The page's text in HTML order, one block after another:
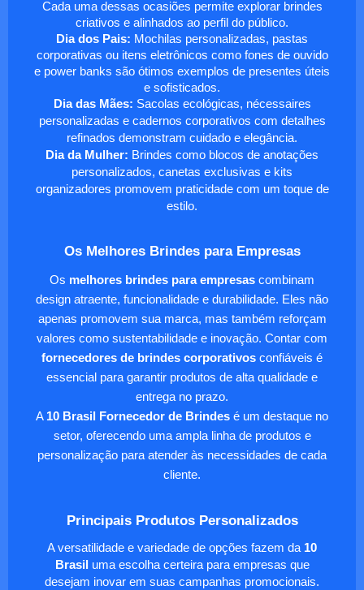
Cada uma dessas ocasiões permite explorar brindes
criativos e alinhados ao perfil do público.
Dia dos Pais: Mochilas personalizadas, pastas
corporativas ou itens eletrônicos como fones de ouvido
e power banks são ótimos exemplos de presentes úteis
e sofisticados.
Dia das Mães: Sacolas ecológicas, nécessaires
personalizadas e cadernos corporativos com detalhes
refinados demonstram cuidado e elegância.
Dia da Mulher: Brindes como blocos de anotações
personalizados, canetas exclusivas e kits
organizadores promovem praticidade com um toque de
estilo.
Os Melhores Brindes para Empresas
Os melhores brindes para empresas combinam
design atraente, funcionalidade e durabilidade. Eles não
apenas promovem sua marca, mas também reforçam
valores como sustentabilidade e inovação. Contar com
fornecedores de brindes corporativos confiáveis é
essencial para garantir produtos de alta qualidade e
entrega no prazo.
A 10 Brasil Fornecedor de Brindes é um destaque no
setor, oferecendo uma ampla linha de produtos e
personalização para atender às necessidades de cada
cliente.
Principais Produtos Personalizados
A versatilidade e variedade de opções fazem da 10
Brasil uma escolha certeira para empresas que
desejam inovar em suas campanhas promocionais.